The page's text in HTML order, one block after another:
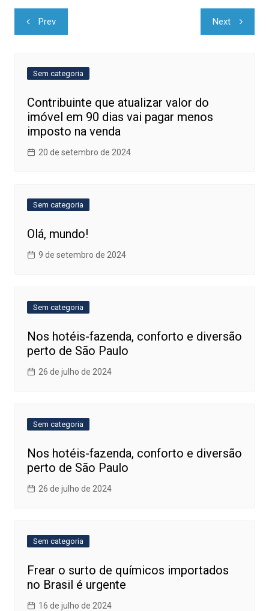
Navegação
de
Prev Next
Sem categoria
Contribuinte que atualizar valor do
imóvel em 90 dias vai pagar menos
imposto na venda
20 de setembro de 2024
Sem categoria
Olá, mundo!
9 de setembro de 2024
Sem categoria
Nos hotéis-fazenda, conforto e diversão
perto de São Paulo
26 de julho de 2024
Sem categoria
Nos hotéis-fazenda, conforto e diversão
perto de São Paulo
26 de julho de 2024
Sem categoria
Frear o surto de químicos importados
no Brasil é urgente
16 de julho de 2024